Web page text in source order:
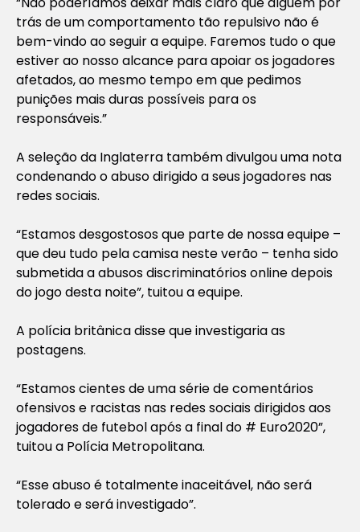
trás de um comportamento tão repulsivo não é
bem-vindo ao seguir a equipe. Faremos tudo o que
estiver ao nosso alcance para apoiar os jogadores
afetados, ao mesmo tempo em que pedimos
punições mais duras possíveis para os
responsáveis.”
A seleção da Inglaterra também divulgou uma nota
condenando o abuso dirigido a seus jogadores nas
redes sociais.
“Estamos desgostosos que parte de nossa equipe –
que deu tudo pela camisa neste verão – tenha sido
submetida a abusos discriminatórios online depois
do jogo desta noite”, tuitou a equipe.
A polícia britânica disse que investigaria as
postagens.
“Estamos cientes de uma série de comentários
ofensivos e racistas nas redes sociais dirigidos aos
jogadores de futebol após a final do # Euro2020”,
tuitou a Polícia Metropolitana.
“Esse abuso é totalmente inaceitável, não será
tolerado e será investigado”.